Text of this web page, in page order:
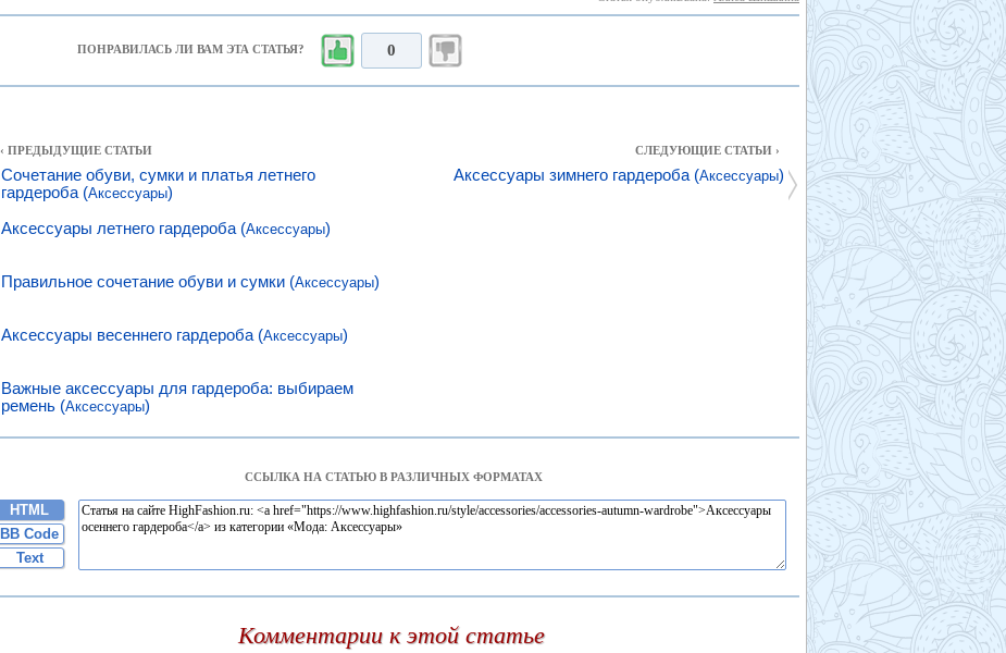
ПОНРАВИЛАСЬ ЛИ ВАМ ЭТА СТАТЬЯ? 0
‹ ПРЕДЫДУЩИЕ СТАТЬИ
Сочетание обуви, сумки и платья летнего
гардероба (Аксессуары)
Аксессуары летнего гардероба (Аксессуары)
Правильное сочетание обуви и сумки (Аксессуары)
Аксессуары весеннего гардероба (Аксессуары)
Важные аксессуары для гардероба: выбираем
ремень (Аксессуары)
СЛЕДУЮЩИЕ СТАТЬИ ›
Аксессуары зимнего гардероба (Аксессуары)
ССЫЛКА НА СТАТЬЮ В РАЗЛИЧНЫХ ФОРМАТАХ
HTML
BB Code
Text
Комментарии к этой статье